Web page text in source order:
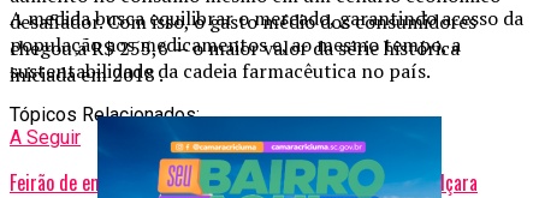
A medida busca equilibrar o mercado, garantindo acesso da
população aos medicamentos e, ao mesmo tempo, a
sustentabilidade da cadeia farmacêutica no país.
Tópicos Relacionados:
A Seguir
Feirão de empregos movimenta Festa da Misericórdia em Içara
desafiador. Com isso, o gasto médio dos consumidores
chegou a R$ 255,6 — o maior valor da série histórica
iniciada em 2018 .